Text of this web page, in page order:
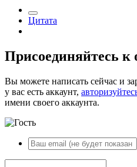
Цитата
Присоединяйтесь к
Вы можете написать сейчас и
у вас есть аккаунт,
имени своего аккаунта.